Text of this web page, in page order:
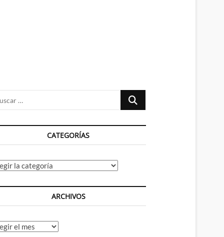
Buscar
CATEGORÍAS
ARCHIVOS